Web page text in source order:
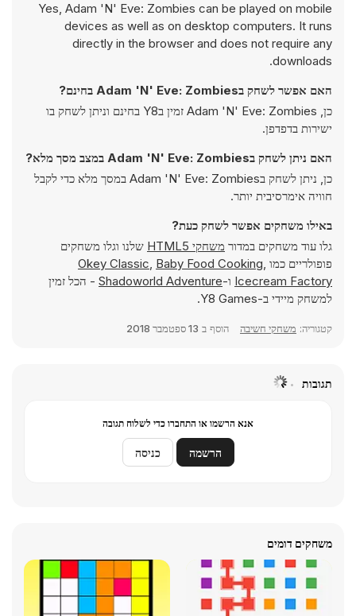
Yes, Adam 'N' Eve: Zombies can be played on mobile
devices as well as on desktop computers. It runs
directly in the browser and does not require any
downloads.
האם אפשר לשחק בAdam 'N' Eve: Zombies בחינם?
כן, Adam 'N' Eve: Zombies זמין בY8 בחינם וניתן לשחק בו
ישירות בדפדפן.
האם ניתן לשחק בAdam 'N' Eve: Zombies במצב מסך מלא?
כן, ניתן לשחק בAdam 'N' Eve: Zombies במסך מלא כדי לקבל
חוויה אימרסיבית יותר.
באילו משחקים אפשר לשחק כעת?
גלו עוד משחקים במדור משחקי HTML5
שלנו וגלו משחקים
פופולריים כמו
Okey Classic, Baby Food Cooking,
Icecream Factory ו-Shadoworld Adventure - הכל זמין
למשחק מיידי ב-Y8 Games.
קטגוריה: משחקי חשיבה הוסף ב 13 ספטמבר 2018
תגובות
אנא הרשמו או התחברו כדי לשלוח תגובה
הרשמה כניסה
משחקים דומים